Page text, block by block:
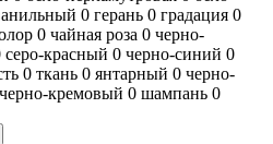
0 герань 0 градация 0
0 чайная роза 0 черно-
серо-красный 0 черно-синий 0
0 ткань 0 янтарный 0 черно-
черно-кремовый 0 шампань 0